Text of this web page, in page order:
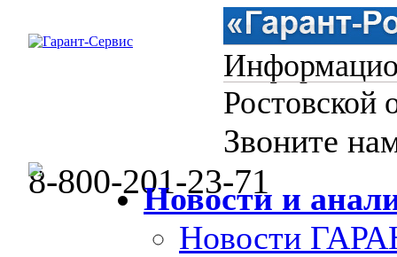
Ростовской
Звоните
8-800-201-23-71
Новости и
Новости